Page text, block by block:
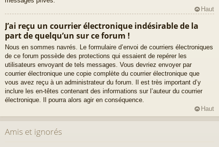
Haut
J’ai reçu un courrier électronique indésirable de la
part de quelqu’un sur ce forum !
Nous en sommes navrés. Le formulaire d’envoi de courriers électroniques
de ce forum possède des protections qui essaient de repérer les
utilisateurs envoyant de tels messages. Vous devriez envoyer par
courrier électronique une copie complète du courrier électronique que
vous avez reçu à un administrateur du forum. Il est très important d’y
inclure les en-têtes contenant des informations sur l’auteur du courrier
électronique. Il pourra alors agir en conséquence.
Haut
Amis et ignorés